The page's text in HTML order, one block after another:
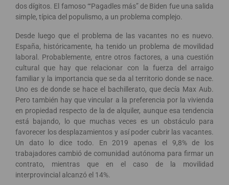
dos dígitos. El famoso “‘Pagadles más” de Biden fue una salida
simple, típica del populismo, a un problema complejo.
Desde luego que el problema de las vacantes no es nuevo.
España, históricamente, ha tenido un problema de movilidad
laboral. Probablemente, entre otros factores, a una cuestión
cultural que hay que relacionar con la fuerza del arraigo
familiar y la importancia que se da al territorio donde se nace.
Uno es de donde se hace el bachillerato, que decía Max Aub.
Pero también hay que vincular a la preferencia por la vivienda
en propiedad respecto de la de alquiler, aunque esa tendencia
está bajando, lo que muchas veces es un obstáculo para
favorecer los desplazamientos y así poder cubrir las vacantes.
Un dato lo dice todo. En 2019 apenas el 9,8% de los
trabajadores cambió de comunidad autónoma para firmar un
contrato, mientras que en el caso de la movilidad
interprovincial alcanzó el 14%.